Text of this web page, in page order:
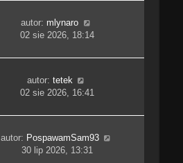
autor: mlynaro
02 sie 2026, 18:14
autor: tetek
02 sie 2026, 16:41
autor: PospawamSam93
30 lip 2026, 13:31